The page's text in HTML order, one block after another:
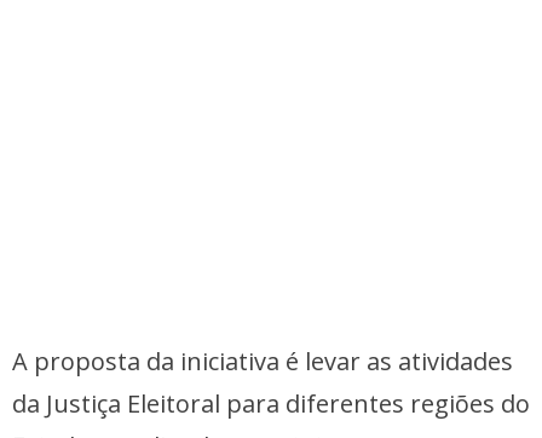
A proposta da iniciativa é levar as atividades
da Justiça Eleitoral para diferentes regiões do